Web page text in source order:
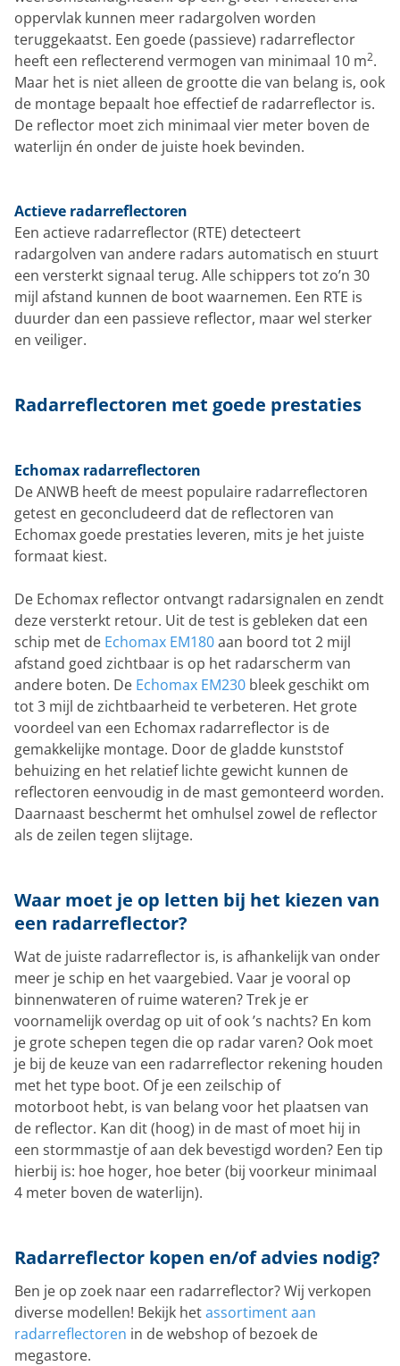
oppervlak kunnen meer radargolven worden
teruggekaatst. Een goede (passieve) radarreflector
heeft een reflecterend vermogen van minimaal 10 m2.
Maar het is niet alleen de grootte die van belang is, ook
de montage bepaalt hoe effectief de radarreflector is.
De reflector moet zich minimaal vier meter boven de
waterlijn én onder de juiste hoek bevinden.
Actieve radarreflectoren
Een actieve radarreflector (RTE) detecteert
radargolven van andere radars automatisch en stuurt
een versterkt signaal terug. Alle schippers tot zo’n 30
mijl afstand kunnen de boot waarnemen. Een RTE is
duurder dan een passieve reflector, maar wel sterker
en veiliger.
Radarreflectoren met goede prestaties
Echomax radarreflectoren
De ANWB heeft de meest populaire radarreflectoren
getest en geconcludeerd dat de reflectoren van
Echomax goede prestaties leveren, mits je het juiste
formaat kiest.
De Echomax reflector ontvangt radarsignalen en zendt
deze versterkt retour. Uit de test is gebleken dat een
schip met de Echomax EM180aan boord tot 2 mijl
afstand goed zichtbaar is op het radarscherm van
andere boten. De Echomax EM230 bleek geschikt om
tot 3 mijl de zichtbaarheid te verbeteren. Het grote
voordeel van een Echomax radarreflector is de
gemakkelijke montage. Door de gladde kunststof
behuizing en het relatief lichte gewicht kunnen de
reflectoren eenvoudig in de mast gemonteerd worden.
Daarnaast beschermt het omhulsel zowel de reflector
als de zeilen tegen slijtage.
Waar moet je op letten bij het kiezen van
een radarreflector?
Wat de juiste radarreflector is, is afhankelijk van onder
meer je schip en het vaargebied. Vaar je vooral op
binnenwateren of ruime wateren? Trek je er
voornamelijk overdag op uit of ook ’s nachts? En kom
je grote schepen tegen die op radar varen? Ook moet
je bij de keuze van een radarreflector rekening houden
met het type boot. Of je een zeilschip of
motorboot hebt, is van belang voor het plaatsen van
de reflector. Kan dit (hoog) in de mast of moet hij in
een stormmastje of aan dek bevestigd worden? Een tip
hierbij is: hoe hoger, hoe beter (bij voorkeur minimaal
4 meter boven de waterlijn).
Radarreflector kopen en/of advies nodig?
Ben je op zoek naar een radarreflector? Wij verkopen
diverse modellen! Bekijk hetassortiment aan
radarreflectoren in de webshop of bezoek de
megastore.